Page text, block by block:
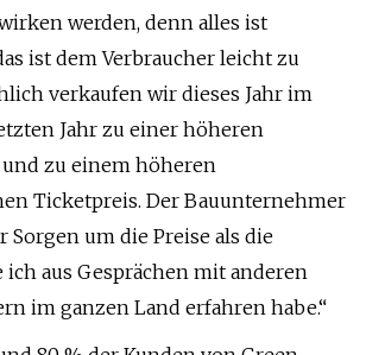
werden, denn alles ist
ist dem Verbraucher leicht zu
verkaufen wir dieses Jahr im
Jahr zu einer höheren
zu einem höheren
Ticketpreis. Der Bauunternehmer
Sorgen um die Preise als die
ich aus Gesprächen mit anderen
im ganzen Land erfahren habe.“